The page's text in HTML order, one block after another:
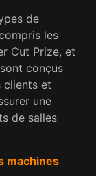
de
les
Cut Prize, et
conçus
clients et
une
de salles
machines